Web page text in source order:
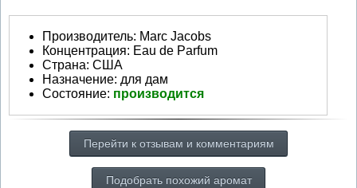
Производитель: Marc Jacobs
Концентрация: Eau de Parfum
Страна: США
Назначение: для дам
Состояние: производится
Перейти к отзывам и комментариям
Подобрать похожий аромат